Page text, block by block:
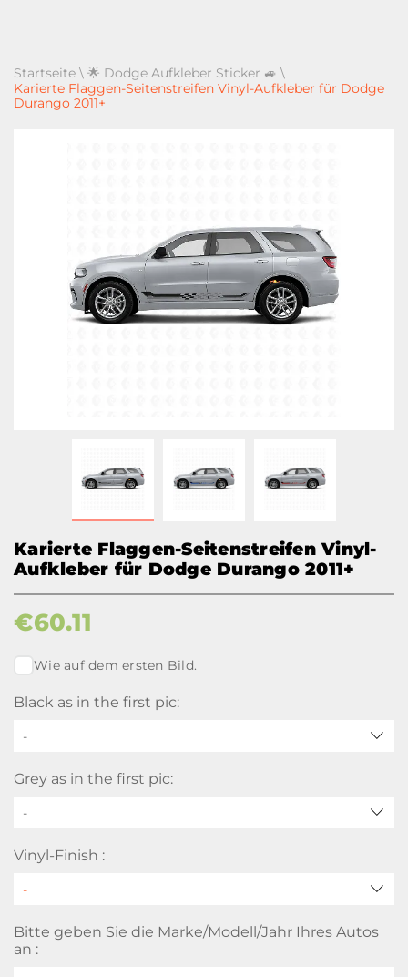
Startseite \ 🌟 Dodge Aufkleber Sticker 🚙 \
Karierte Flaggen-Seitenstreifen Vinyl-Aufkleber für Dodge
Durango 2011+
Karierte Flaggen-Seitenstreifen Vinyl-
Aufkleber für Dodge Durango 2011+
€60.11
Wie auf dem ersten Bild.
Black as in the first pic:
-
Grey as in the first pic:
-
Vinyl-Finish :
Bitte geben Sie die Marke/Modell/Jahr Ihres Autos
an :